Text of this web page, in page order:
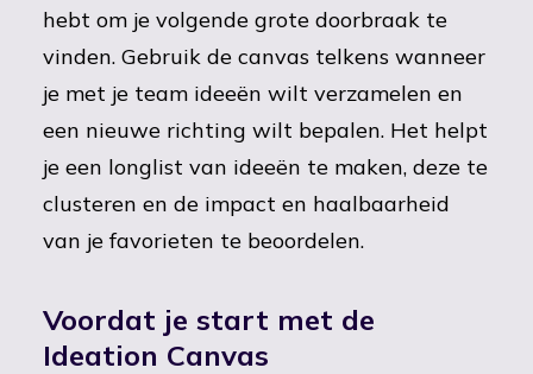
hebt om je volgende grote doorbraak te
vinden. Gebruik de canvas telkens wanneer
je met je team ideeën wilt verzamelen en
een nieuwe richting wilt bepalen. Het helpt
je een longlist van ideeën te maken, deze te
clusteren en de impact en haalbaarheid
van je favorieten te beoordelen.
Voordat je start met de
Ideation Canvas